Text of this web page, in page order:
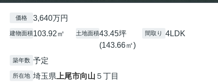
価格 3,640万円
建物面積103.92㎡ 土地面積43.45坪
(143.66㎡)
間取り 4LDK
築年数 予定
所在地 埼玉県 上尾市向山 ５丁目